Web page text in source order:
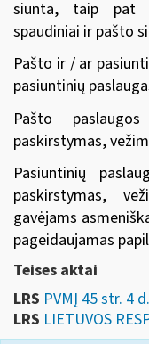
siunta, taip pat
spaudiniai ir pašto
Pašto ir / ar
pasiuntinių
Pašto
paskirstymas,
Pasiuntinių
paskirstymas,
gavėjams
pageidaujamas
Teises aktai
LRS PVMĮ 45 str. 4 d.
LRS LIETUVOS